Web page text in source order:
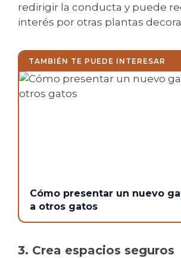
redirigir la conducta y puede
interés por otras plantas
TAMBIÉN TE PUEDE INTERESAR
Cómo presentar un nuevo
a otros gatos
3. Crea espacios seguros